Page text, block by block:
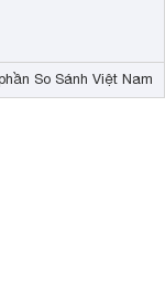
So Sánh Việt Nam